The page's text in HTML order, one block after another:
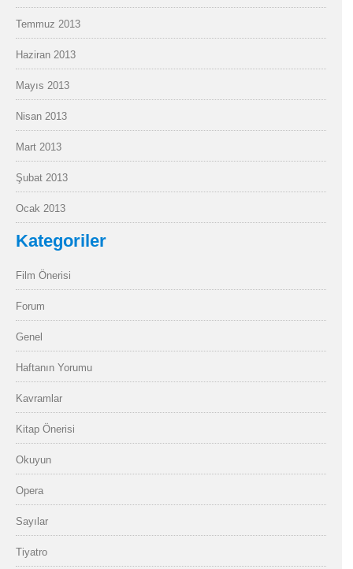
Temmuz 2013
Haziran 2013
Mayıs 2013
Nisan 2013
Mart 2013
Şubat 2013
Ocak 2013
Kategoriler
Film Önerisi
Forum
Genel
Haftanın Yorumu
Kavramlar
Kitap Önerisi
Okuyun
Opera
Sayılar
Tiyatro